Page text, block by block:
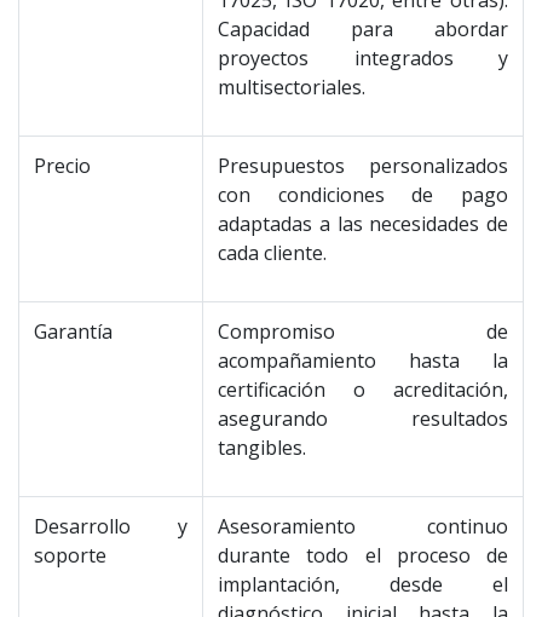
Capacidad para abordar
proyectos integrados y
multisectoriales.
Precio
Presupuestos personalizados
con condiciones de pago
adaptadas a las necesidades de
cada cliente.
Garantía
Compromiso de
acompañamiento hasta la
certificación o acreditación,
asegurando resultados
tangibles.
Desarrollo y
soporte
Asesoramiento continuo
durante todo el proceso de
implantación, desde el